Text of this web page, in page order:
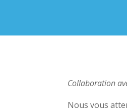
Collaboration
Nous vous